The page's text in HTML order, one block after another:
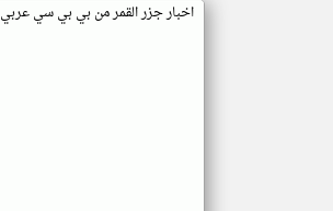
اخبار جزر القمر من بي بي سي عربي